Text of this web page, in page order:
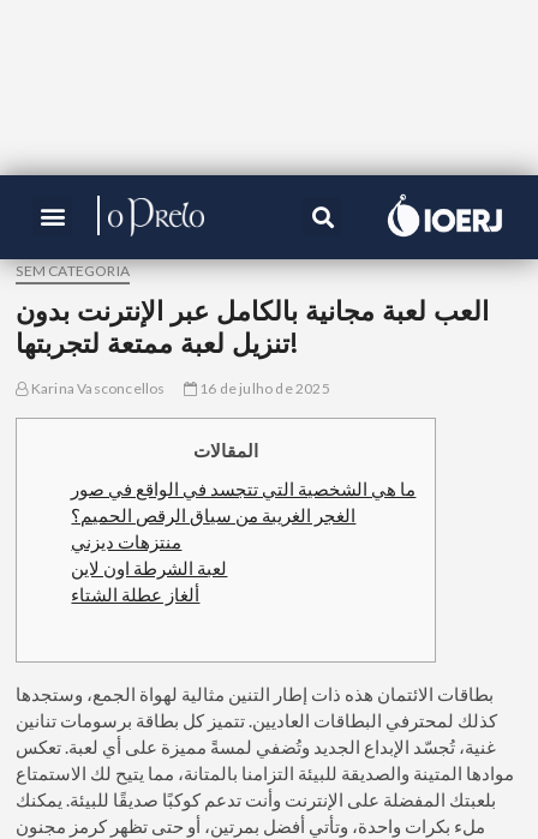
SEM CATEGORIA
العب لعبة مجانية بالكامل عبر الإنترنت بدون
تنزيل لعبة ممتعة لتجربتها!
Karina Vasconcellos 16 de julho de 2025
المقالات
ما هي الشخصية التي تتجسد في الواقع في صور
الغجر الغريبة من سياق الرقص الحميم؟
منتزهات ديزني
لعبة الشرطة اون لاين
ألغاز عطلة الشتاء
بطاقات الائتمان هذه ذات إطار التنين مثالية لهواة الجمع، وستجدها
كذلك لمحترفي البطاقات العاديين. تتميز كل بطاقة برسومات تنانين
غنية، تُجسّد الإبداع الجديد وتُضفي لمسةً مميزة على أي لعبة. تعكس
موادها المتينة والصديقة للبيئة التزامنا بالمتانة، مما يتيح لك الاستمتاع
بلعبتك المفضلة على الإنترنت وأنت تدعم كوكبًا صديقًا للبيئة. يمكنك
ملء بكرات واحدة، وتأتي أفضل بمرتين، أو حتى تظهر كرمز مجنون